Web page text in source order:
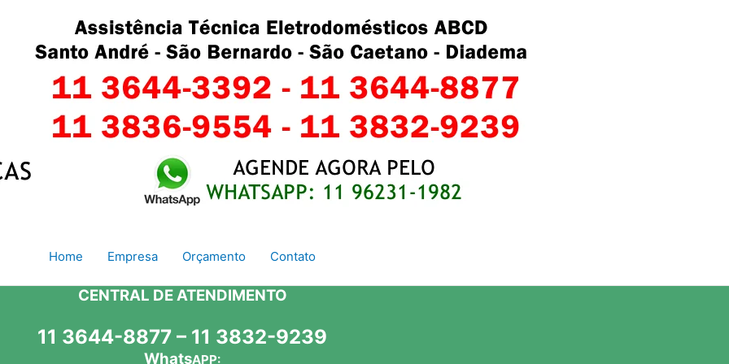
Home Empresa Orçamento Contato
CENTRAL DE ATENDIMENTO
11 3644-8877 – 11 3832-9239
WhatsAPP: